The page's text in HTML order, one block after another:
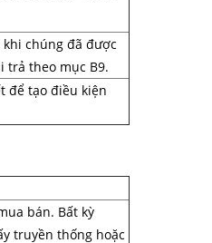
chúng đã được
trả theo mục B9.
để tạo điều kiện
bán. Bất kỳ
truyền thống hoặc